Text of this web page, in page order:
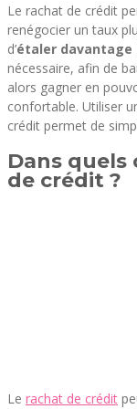
Le rachat de crédit
renégocier un taux
d’étaler davantage
nécessaire, afin de
alors gagner en
confortable. Utiliser
crédit permet de
Dans
de crédit ?
Le rachat de crédit